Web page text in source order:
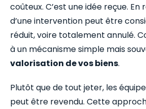
coûteux. C’est une idée reçue. En
d’une intervention peut être
réduit, voire totalement annulé.
à un mécanisme simple mais
valorisation de vos biens.
Plutôt que de tout jeter, les
peut être revendu. Cette